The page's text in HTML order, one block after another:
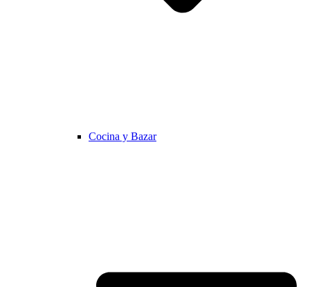
Cocina y Bazar